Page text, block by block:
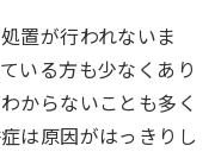
置が行われないま
いる方も少なくあり
からないことも多く
は原因がはっきりし